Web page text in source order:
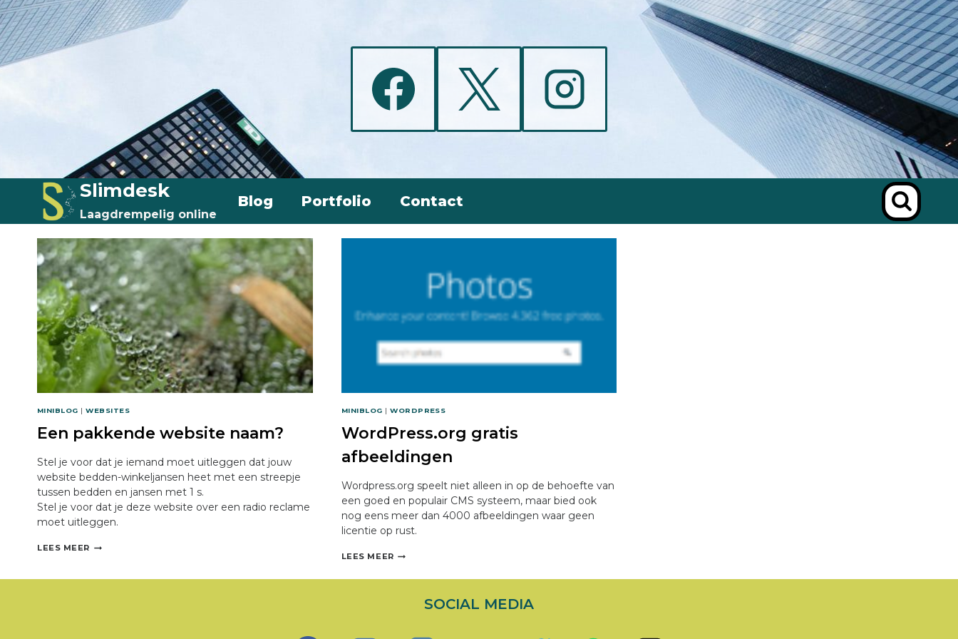
Doorgaan
naar
inhoud
Slimdesk
Laagdrempelig online
Blog Portfolio Contact
MINIBLOG |WEBSITES
Een pakkende website naam?
Stel je voor dat je iemand moet uitleggen dat jouw
website bedden-winkeljansen heet met een streepje
tussen bedden en jansen met 1 s.
Stel je voor dat je deze website over een radio reclame
moet uitleggen.
LEES MEER EEN
MINIBLOG |WORDPRESS
WordPress.org gratis
afbeeldingen
Wordpress.org speelt niet alleen in op de behoefte van
een goed en populair CMS systeem, maar bied ook
nog eens meer dan 4000 afbeeldingen waar geen
licentie op rust.
LEES MEERWORDPRESS.ORG
SOCIAL MEDIA